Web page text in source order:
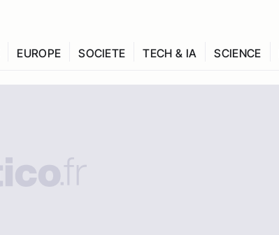
EUROPE SOCIETE TECH & IA SCIENCE